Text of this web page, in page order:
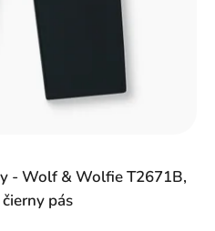
- Wolf & Wolfie T2671B,
pás